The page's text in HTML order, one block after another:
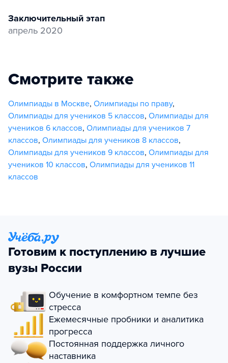
Заключительный этап
апрель 2020
Смотрите также
Олимпиады в Москве, Олимпиады по праву,
Олимпиады для учеников 5 классов, Олимпиады для
учеников 6 классов, Олимпиады для учеников 7
классов, Олимпиады для учеников 8 классов,
Олимпиады для учеников 9 классов, Олимпиады для
учеников 10 классов, Олимпиады для учеников 11
классов
Готовим к поступлению в лучшие
вузы России
Обучение в комфортном темпе без
стресса
Ежемесячные пробники и аналитика
прогресса
Постоянная поддержка личного
наставника